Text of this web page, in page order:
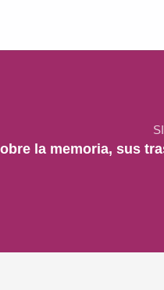
la memoria, sus